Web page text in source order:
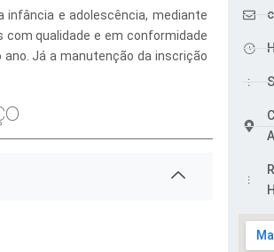
e adolescência, mediante
com qualidade e em conformidade
Já a manutenção da inscrição